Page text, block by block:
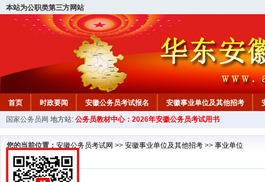
本站为公职类第三方网站
首页 时政要闻 安徽公务员考试报名 安徽事业单位及其他招考
安徽公务员行测试题 在线咨询 教材中心
国家公务员网 地方站: 公务员教材中心：2026年安徽公务员考试用书
您的当前位置： 安徽公务员考试网 >> 安徽事业单位及其他招考 >> 事业单位